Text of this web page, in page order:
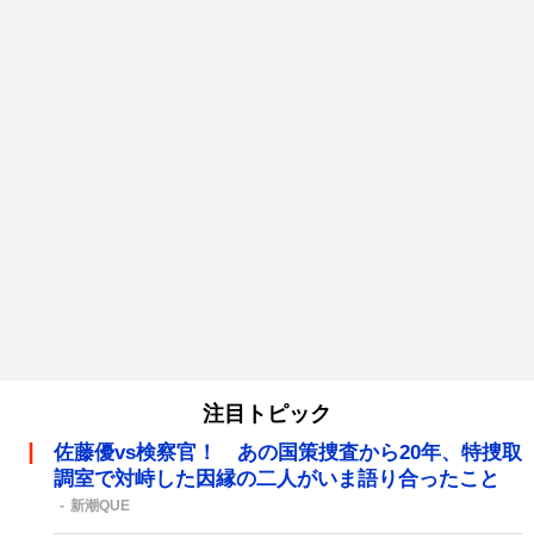
注目トピック
佐藤優vs検察官！ あの国策捜査から20年、特捜取
調室で対峙した因縁の二人がいま語り合ったこと
新潮QUE